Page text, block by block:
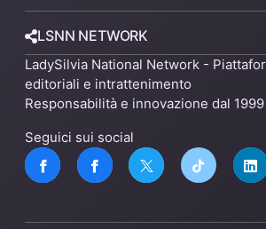
LSNN NETWORK
LadySilvia National Network -
editoriali e intrattenimento
Responsabilità e innovazione dal 1999
Seguici sui social